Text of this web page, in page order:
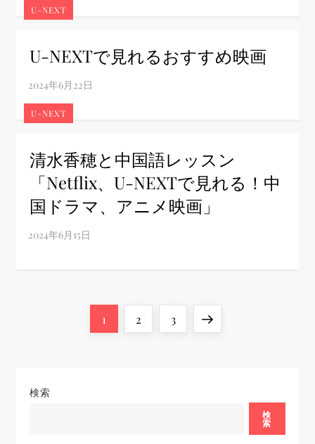
U-NEXT
U-NEXTで見れるおすすめ映画
U-NEXT
清水香穂と中国語レッスン
「Netflix、U-NEXTで見れる！中
国ドラマ、アニメ映画」
の
Page
1 Page
2 Page
3
Next
検索
検
索